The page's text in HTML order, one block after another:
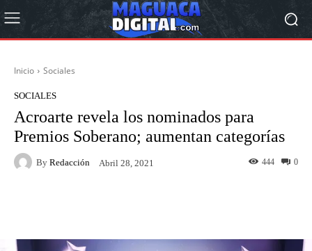
Inicio Sociales
SOCIALES
Acroarte revela los nominados para
Premios Soberano; aumentan categorías
By Redacción Abril 28, 2021 0
444